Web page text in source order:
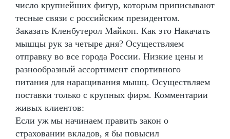
число крупнейших фигур, которым приписывают
тесные связи с российским президентом.
Заказать Кленбутерол Майкоп. Как это Накачать
мышцы рук за четыре дня? Осуществляем
отправку во все города России. Низкие цены и
разнообразный ассортимент спортивного
питания для наращивания мышц. Осуществляем
поставки только с крупных фирм. Комментарии
живых клиентов:
Если уж мы начинаем править закон о
страховании вкладов, я бы повысил